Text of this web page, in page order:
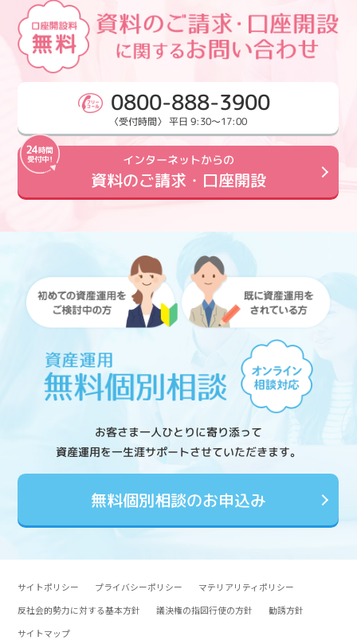
0800-888-3900
〈受付時間〉 平日 9:30～17:00
インターネットからの
資料のご請求・口座開設
お客さま一人ひとりに寄り添って
資産運用を一生涯サポートさせていただきます。
無料個別相談のお申込み
サイトポリシー プライバシーポリシー
マテリアリティポリシー
反社会的勢力に対する基本方針
議決権の指図行使の方針
勧誘方針
サイトマップ